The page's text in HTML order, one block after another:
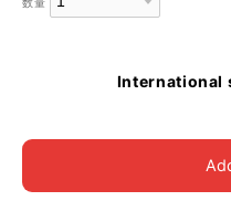
数量
International